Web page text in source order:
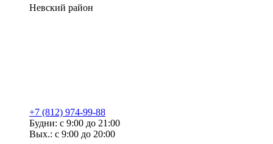
Невский район
+7 (812) 974-99-88
Будни: с 9:00 до 21:00
Вых.: с 9:00 до 20:00